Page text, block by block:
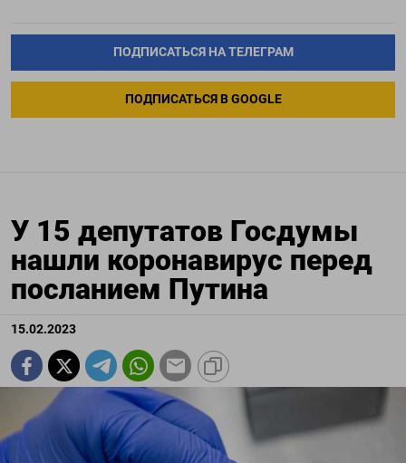
ПОДПИСАТЬСЯ НА ТЕЛЕГРАМ
ПОДПИСАТЬСЯ В GOOGLE
У 15 депутатов Госдумы
нашли коронавирус перед
посланием Путина
15.02.2023